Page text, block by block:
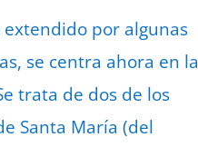
extendido por algunas
se centra ahora en la
trata de dos de los
Santa María (del